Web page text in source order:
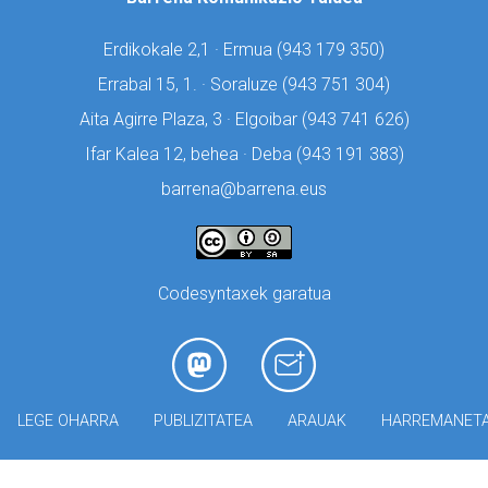
Erdikokale 2,1 · Ermua (943 179 350)
Errabal 15, 1. · Soraluze (943 751 304)
Aita Agirre Plaza, 3 · Elgoibar (943 741 626)
Ifar Kalea 12, behea · Deba (943 191 383)
barrena@barrena.eus
Codesyntaxek garatua
LEGE OHARRA PUBLIZITATEA ARAUAK